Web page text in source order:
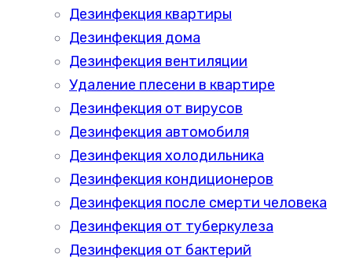
Дезинфекция квартиры
Дезинфекция дома
Дезинфекция вентиляции
Удаление плесени в квартире
Дезинфекция от вирусов
Дезинфекция автомобиля
Дезинфекция холодильника
Дезинфекция кондиционеров
Дезинфекция после смерти человека
Дезинфекция от туберкулеза
Дезинфекция от бактерий